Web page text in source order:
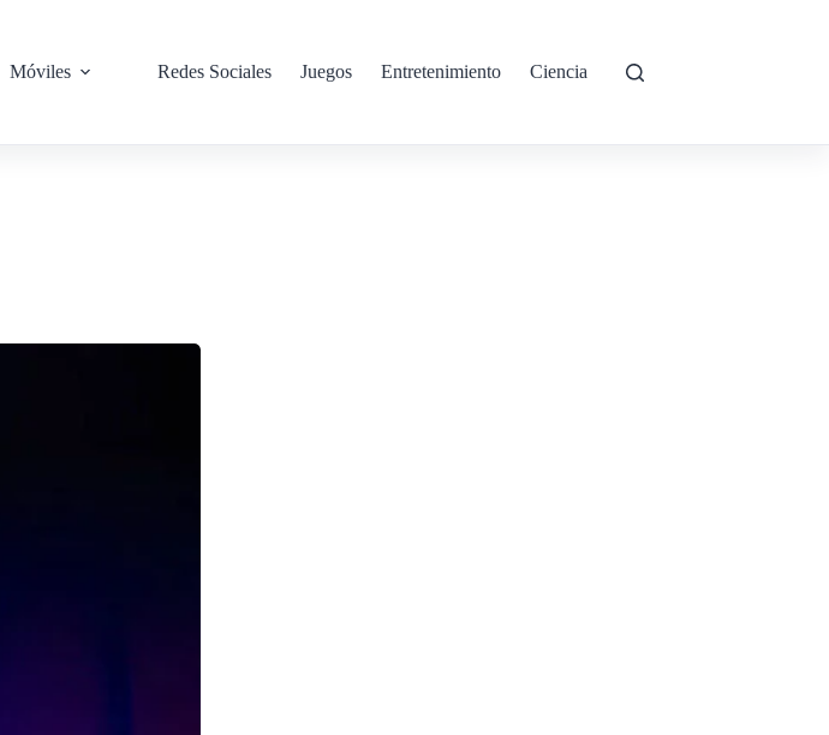
Móviles Redes Sociales Juegos Entretenimiento Ciencia